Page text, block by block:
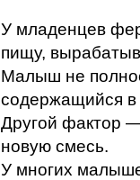
У младенцев
пищу,
Малыш не
содержащийся в
Другой фактор
новую смесь.
У многих